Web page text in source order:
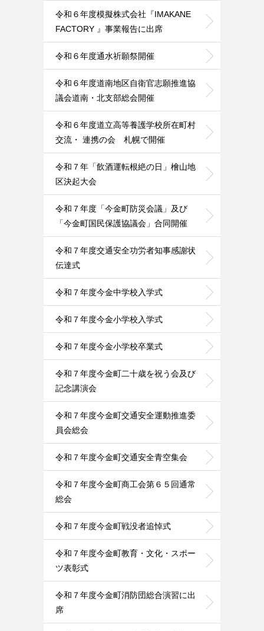
令和６年度模擬株式会社『IMAKANE
FACTORY 』事業報告に出席
令和６年度通水祈願祭開催
令和６年度道南地区自衛官志願推進協
議会道南・北支部総会開催
令和６年度道立高等養護学校所在町村
交流・ 連携の会 札幌で開催
令和７年「飲酒運転根絶の日」檜山地
区決起大会
令和７年度「今金町防災会議」及び
「今金町国民保護協議会」合同開催
令和７年度交通安全功労者知事感謝状
伝達式
令和７年度今金中学校入学式
令和７年度今金小学校入学式
令和７年度今金小学校卒業式
令和７年度今金町二十歳を祝う会及び
記念講演会
令和７年度今金町交通安全運動推進委
員会総会
令和７年度今金町交通安全青空集会
令和７年度今金町商工会第６５回通常
総会
令和７年度今金町戦没者追悼式
令和７年度今金町教育・文化・スポー
ツ表彰式
令和７年度今金町消防団総合演習に出
席